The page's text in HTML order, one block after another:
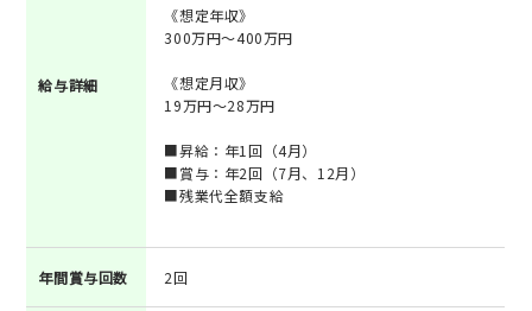
給与詳細
《想定年収》
300万円～400万円
《想定月収》
19万円～28万円
■昇給：年1回（4月）
■賞与：年2回（7月、12月）
■残業代全額支給
年間賞与回数 2回